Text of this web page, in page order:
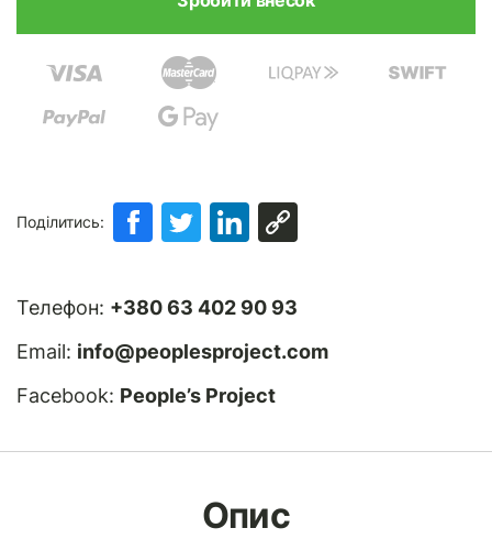
Поділитись:
Телефон: +380 63 402 90 93
Email: info@peoplesproject.com
Facebook: People’s Project
Опис